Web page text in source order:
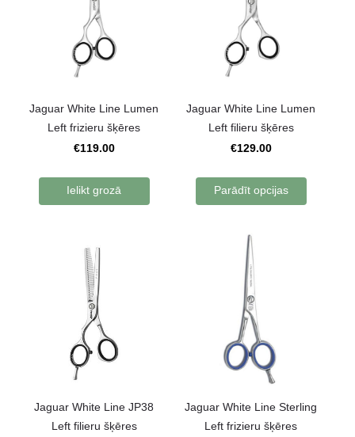
Jaguar White Line Lumen
Left frizieru šķēres
€119.00
Ielikt grozā
Jaguar White Line Lumen
Left filieru šķēres
€129.00
Parādīt opcijas
Jaguar White Line JP38
Left filieru šķēres
Jaguar White Line Sterling
Left frizieru šķēres